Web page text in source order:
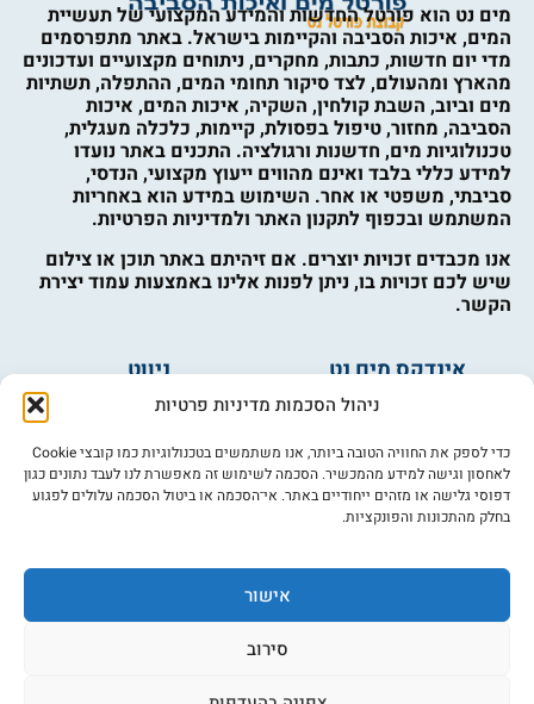
ניהול הסכמות מדיניות פרטיות
כדי לספק את החוויה הטובה ביותר, אנו משתמשים בטכנולוגיות כמו קובצי Cookie
לאחסון וגישה למידע מהמכשיר. הסכמה לשימוש זה מאפשרת לנו לעבד נתונים כגון
דפוסי גלישה או מזהים ייחודיים באתר. אי־הסכמה או ביטול הסכמה עלולים לפגוע
בחלק מהתכונות והפונקציות.
אישור
סירוב
מים נט הוא פורטל החדשות והמידע המקצועי של תעשיית
המים, איכות הסביבה והקיימות בישראל. באתר מתפרסמים
מדי יום חדשות, כתבות, מחקרים, ניתוחים מקצועיים ועדכונים
מהארץ ומהעולם, לצד סיקור תחומי המים, ההתפלה, תשתיות
מים וביוב, השבת קולחין, השקיה, איכות המים, איכות
הסביבה, מחזור, טיפול בפסולת, קיימות, כלכלה מעגלית,
טכנולוגיות מים, חדשנות ורגולציה. התכנים באתר נועדו
למידע כללי בלבד ואינם מהווים ייעוץ מקצועי, הנדסי,
סביבתי, משפטי או אחר. השימוש במידע הוא באחריות
המשתמש ובכפוף לתקנון האתר ולמדיניות הפרטיות.
אנו מכבדים זכויות יוצרים. אם זיהיתם באתר תוכן או צילום
שיש לכם זכויות בו, ניתן לפנות אלינו באמצעות עמוד יצירת
הקשר.
אינדקס מים נט
מים ובריאות
פורום מים
ניווט
אינדקס עסקים
צרו קשר
מי אנחנו
הרשמה לניוזלטר
פרסמו אצלנו
הצהרת נגישות